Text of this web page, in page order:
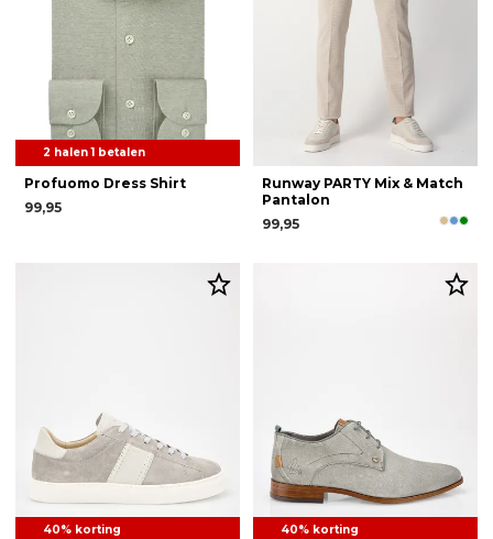
2 halen 1 betalen
Profuomo Dress Shirt
99,95
Runway PARTY Mix & Match
Pantalon
99,95
40% korting 40% korting